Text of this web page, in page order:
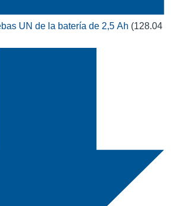
UN de la batería de 2,5 Ah (128.04